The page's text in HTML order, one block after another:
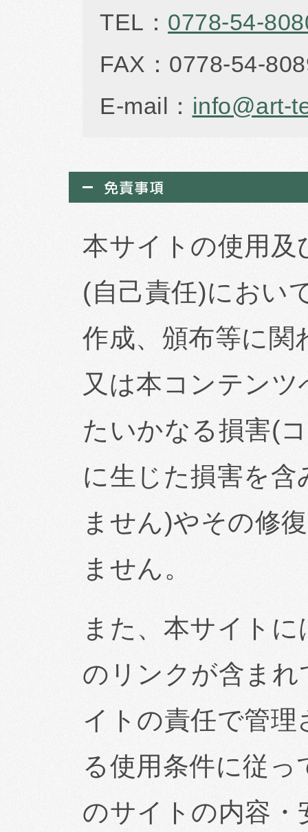
TEL： 0778-54-
FAX：0778-54-
E-mail： info@art-
本サイトの使用及
(自己責任)におい
作成、頒布等に関
又は本コンテン
たいかなる損害(
に生じた損害を含
ません)やその修
ません。
また、本サイト
のリンクが含ま
イトの責任で管
る使用条件に従
のサイトの内容